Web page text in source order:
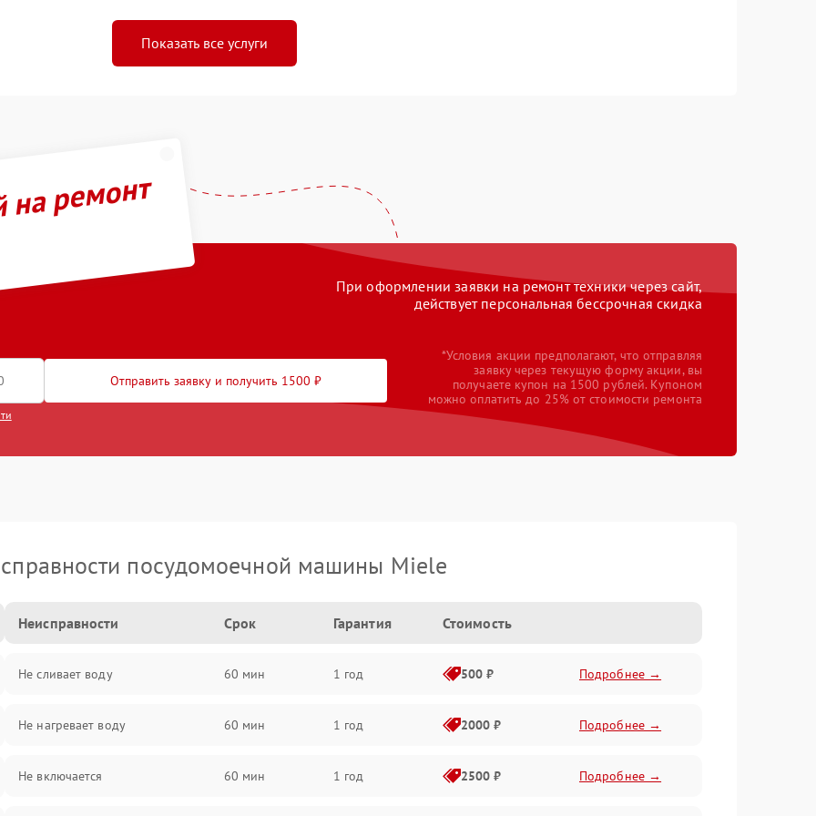
Показать все услуги
ремонт
При оформлении заявки на ремонт техники через сайт,
действует персональная бессрочная скидка
Отправить заявку и получить 1500 ₽
*Условия акции предполагают, что отправляя
заявку через текущую форму акции, вы
получаете купон на 1500 рублей. Купоном
можно оплатить до 25% от стоимости ремонта
посудомоечной машины Miele
Неисправности Срок Гарантия Стоимость
Не сливает воду 60 мин 1 год 500 ₽ Подробнее →
Не нагревает воду 60 мин 1 год 2000 ₽ Подробнее →
Не включается 60 мин 1 год 2500 ₽ Подробнее →